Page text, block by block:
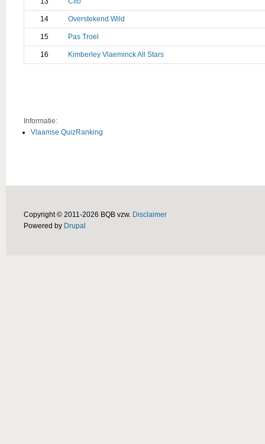
14 Overstekend Wild
15 Pas Troel
16 Kimberley Vlaeminck All Stars
Informatie:
Vlaamse QuizRanking
Copyright © 2011-2026 BQB vzw. Disclaimer
Powered by Drupal